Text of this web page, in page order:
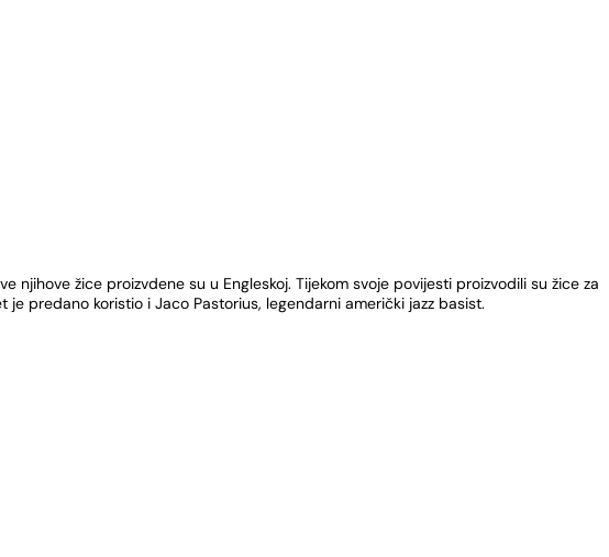
žice proizvdene su u Engleskoj. Tijekom svoje povijesti proizvodili su žice za
predano koristio i Jaco Pastorius, legendarni američki jazz basist.